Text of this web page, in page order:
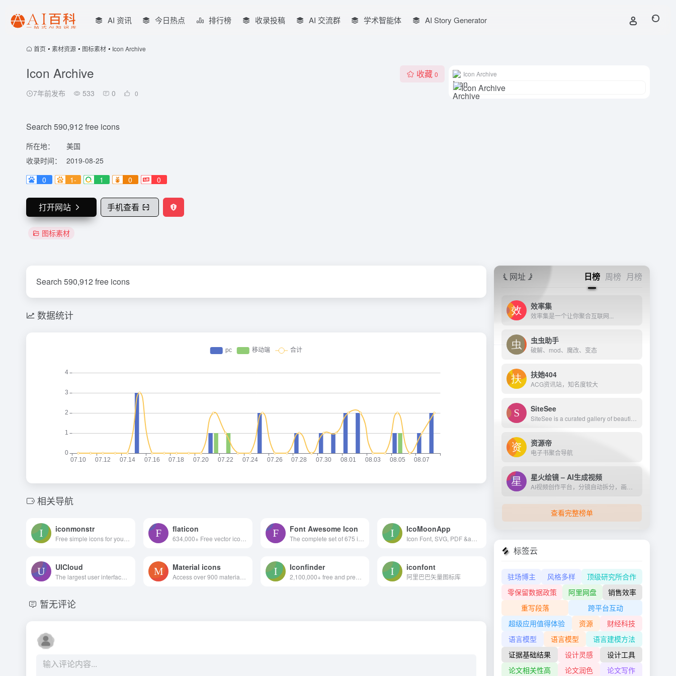
AI 资讯 今日热点 排行榜 收录投稿 AI 交流群 学术智能体 AI Story Generator
首页 • 素材资源 • 图标素材 • Icon Archive
Icon Archive
7年前发布 533 0 0
收藏 0
Search 590,912 free icons
所在地：
美国
收录时间：
2019-08-25
0
1- 1 0 0
打开网站 手机查看
图标素材
Icon Archive
Search 590,912 free icons
数据统计
相关导航
iconmonstr flaticon Font Awesome Icon IcoMoonApp
UICloud Material icons Iconfinder iconfont
阿里巴巴矢量图标库
暂无评论
网址 日榜 周榜 月榜
效率集
效率集是一个让你聚合互联网...
虫虫助手
破解、mod、魔改、变态
扶她404
ACG资讯站，知名度较大
SiteSee
资源帝
电子书聚合导航
星火绘镜 – AI生成视频
查看完整榜单
标签云
驻场博主 风格多样
顶级研究所合作
零保留数据政策
阿里网盘
销售效率
重写段落
跨平台互动
超级应用值得体验
资源
财经科技
语言模型
语言模型
语言建模方法
证据基础结果
设计灵感
设计工具
论文相关性高
论文润色 论文写作